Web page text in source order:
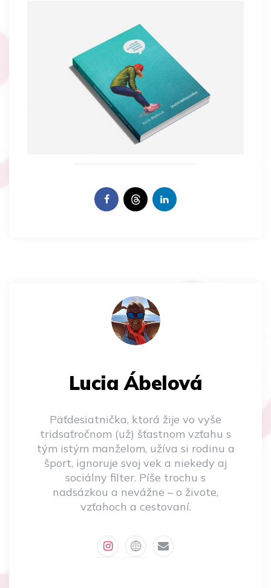
Lucia Ábelová
Päťdesiatnička, ktorá žije vo vyše
tridsaťročnom (už) šťastnom vzťahu s
tým istým manželom, užíva si rodinu a
šport, ignoruje svoj vek a niekedy aj
sociálny filter. Píše trochu s
nadsázkou a nevážne – o živote,
vzťahoch a cestovaní.